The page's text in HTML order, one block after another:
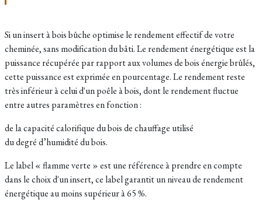
Si un insert à bois bûche optimise le rendement effectif de votre
cheminée, sans modification du bâti. Le rendement énergétique est la
puissance récupérée par rapport aux volumes de bois énergie brûlés,
cette puissance est exprimée en pourcentage. Le rendement reste
très inférieur à celui d'un poêle à bois, dont le rendement fluctue
entre autres paramètres en fonction :
de la capacité calorifique du bois de chauffage utilisé
du degré d’humidité du bois.
Le label « flamme verte » est une référence à prendre en compte
dans le choix d'un insert, ce label garantit un niveau de rendement
énergétique au moins supérieur à 65 %.